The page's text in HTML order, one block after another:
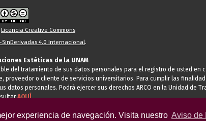
experiencia de navegación. Visita nuestro Aviso de
Licencia Creative Commons
4.0 Internacional.
Estéticas de la UNAM
del tratamiento de sus datos personales para el registro de usted
o cliente de servicios universitarios. Para cumplir las
personales. Podrá ejercer sus derechos ARCO en la Unidad de
AQUÍ